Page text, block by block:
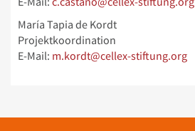
María Tapia de Kordt
Projektkoordination
E-Mail: m.kordt@cellex-stiftung.org